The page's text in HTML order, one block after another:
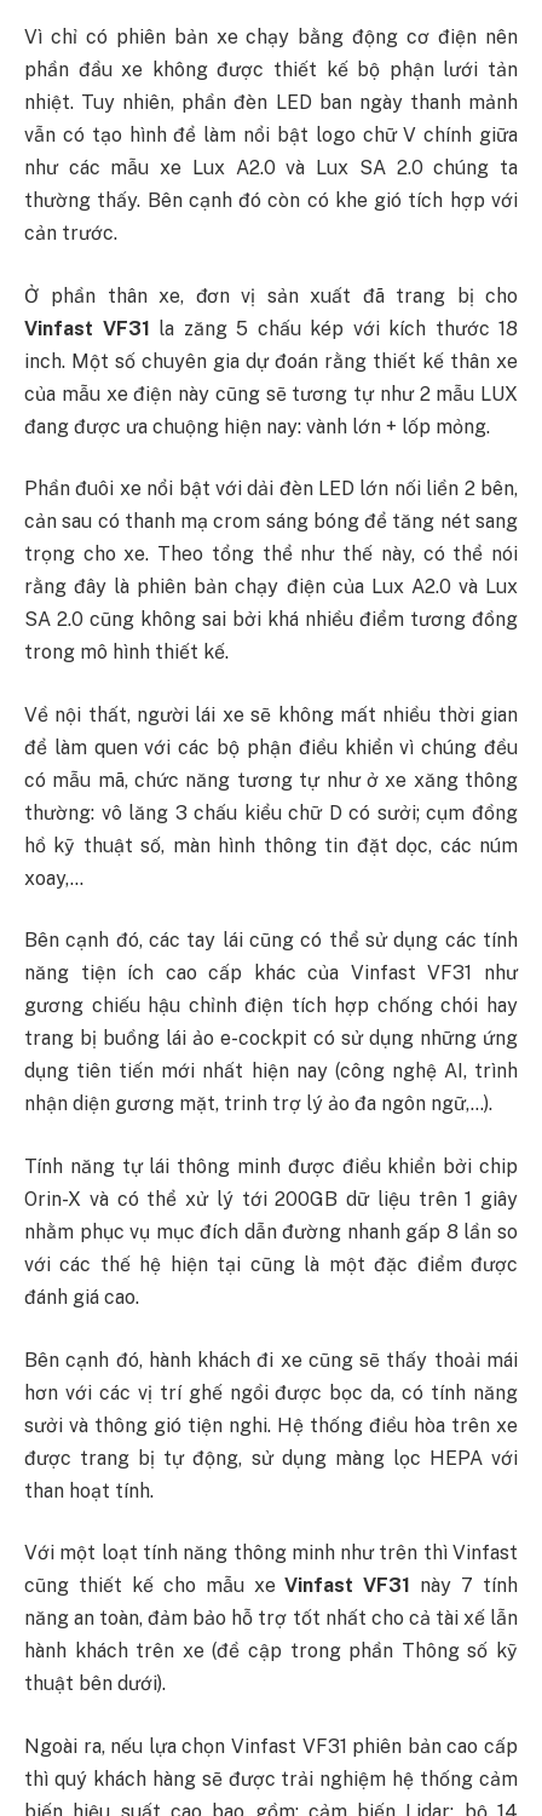
Vì chỉ có phiên bản xe chạy bằng động cơ điện nên
phần đầu xe không được thiết kế bộ phận lưới tản
nhiệt. Tuy nhiên, phần đèn LED ban ngày thanh mảnh
vẫn có tạo hình để làm nổi bật logo chữ V chính giữa
như các mẫu xe Lux A2.0 và Lux SA 2.0 chúng ta
thường thấy. Bên cạnh đó còn có khe gió tích hợp với
cản trước.
Ở phần thân xe, đơn vị sản xuất đã trang bị cho
Vinfast VF31 la zăng 5 chấu kép với kích thước 18
inch. Một số chuyên gia dự đoán rằng thiết kế thân xe
của mẫu xe điện này cũng sẽ tương tự như 2 mẫu LUX
đang được ưa chuộng hiện nay: vành lớn + lốp mỏng.
Phần đuôi xe nổi bật với dải đèn LED lớn nối liền 2 bên,
cản sau có thanh mạ crom sáng bóng để tăng nét sang
trọng cho xe. Theo tổng thể như thế này, có thể nói
rằng đây là phiên bản chạy điện của Lux A2.0 và Lux
SA 2.0 cũng không sai bởi khá nhiều điểm tương đồng
trong mô hình thiết kế.
Về nội thất, người lái xe sẽ không mất nhiều thời gian
để làm quen với các bộ phận điều khiển vì chúng đều
có mẫu mã, chức năng tương tự như ở xe xăng thông
thường: vô lăng 3 chấu kiểu chữ D có sưởi; cụm đồng
hồ kỹ thuật số, màn hình thông tin đặt dọc, các núm
xoay,…
Bên cạnh đó, các tay lái cũng có thể sử dụng các tính
năng tiện ích cao cấp khác của Vinfast VF31 như
gương chiếu hậu chỉnh điện tích hợp chống chói hay
trang bị buồng lái ảo e-cockpit có sử dụng những ứng
dụng tiên tiến mới nhất hiện nay (công nghệ AI, trình
nhận diện gương mặt, trinh trợ lý ảo đa ngôn ngữ,…).
Tính năng tự lái thông minh được điều khiển bởi chip
Orin-X và có thể xử lý tới 200GB dữ liệu trên 1 giây
nhằm phục vụ mục đích dẫn đường nhanh gấp 8 lần so
với các thế hệ hiện tại cũng là một đặc điểm được
đánh giá cao.
Bên cạnh đó, hành khách đi xe cũng sẽ thấy thoải mái
hơn với các vị trí ghế ngồi được bọc da, có tính năng
sưởi và thông gió tiện nghi. Hệ thống điều hòa trên xe
được trang bị tự động, sử dụng màng lọc HEPA với
than hoạt tính.
Với một loạt tính năng thông minh như trên thì Vinfast
cũng thiết kế cho mẫu xeVinfast VF31 này 7 tính
năng an toàn, đảm bảo hỗ trợ tốt nhất cho cả tài xế lẫn
hành khách trên xe (đề cập trong phần Thông số kỹ
thuật bên dưới).
Ngoài ra, nếu lựa chọn Vinfast VF31 phiên bản cao cấp
thì quý khách hàng sẽ được trải nghiệm hệ thống cảm
biến hiệu suất cao bao gồm: cảm biến Lidar; bộ 14